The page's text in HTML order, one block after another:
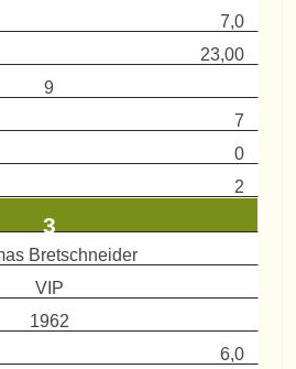
7,0
23,00
9
7
0
2
3
Bretschneider
VIP
1962
6,0